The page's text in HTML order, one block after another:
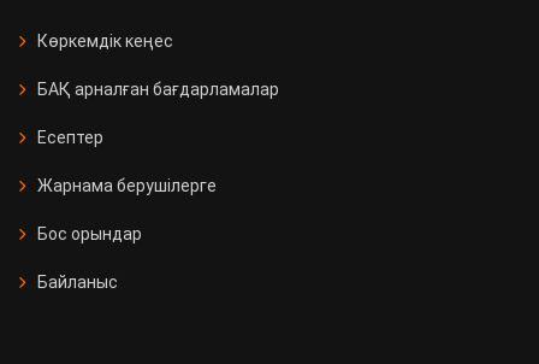
Көркемдік кеңес
БАҚ арналған бағдарламалар
Есептер
Жарнама берушілерге
Бос орындар
Байланыс